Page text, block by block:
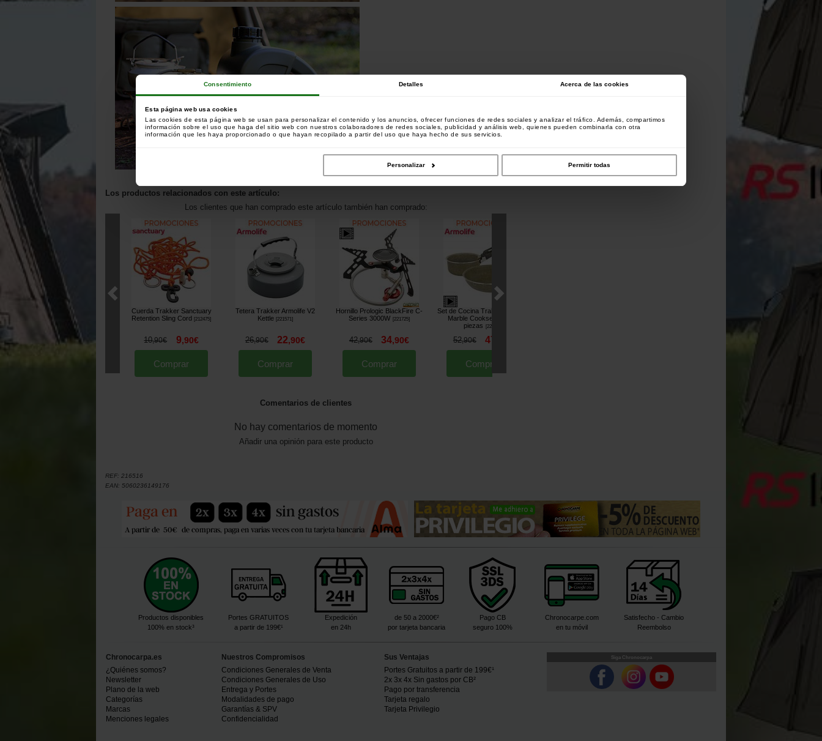
Consentimiento Detalles Acerca de las cookies
Esta página web usa cookies
Las cookies de esta página web se usan para personalizar el contenido y los anuncios, ofrecer funciones de redes sociales y analizar el tráfico. Además, compartimos
información sobre el uso que haga del sitio web con nuestros colaboradores de redes sociales, publicidad y análisis web, quienes pueden combinarla con otra
información que les haya proporcionado o que hayan recopilado a partir del uso que haya hecho de sus servicios.
Personalizar Permitir todas
Los productos relacionados con este artículo:
Los clientes que han comprado este artículo también han comprado:
Cuerda Trakker Sanctuary
Retention Sling Cord
[212475]
10,90€ 9,90€
Comprar
Tetera Trakker Armolife V2
Kettle [221571]
26,90€ 22,90€
Comprar
Hornillo Prologic BlackFire C-
Series 3000W
221725]
42,90€ 34,90€
Comprar
Set de Cocina Trakker Armolife
Marble Cookset Large 2
piezas
221593
52,90€ 47
Comprar
Comentarios de clientes
No hay comentarios de momento
Añadir una opinión para este producto
REF: 216516
EAN: 5060236149176
Productos disponibles
100% en stock³
Portes GRATUITOS
a partir de 199€¹
Expedición
en 24h
de 50 a 2000€²
por tarjeta bancaria
Pago CB
seguro 100%
Chronocarpe.com
en tu móvil
Satisfecho - Cambio
Reembolso
Chronocarpa.es
¿Quiénes somos?
Newsletter
Plano de la web
Categorías
Marcas
Menciones legales
Nuestros Compromisos
Condiciones Generales de Venta
Condiciones Generales de Uso
Entrega y Portes
Modalidades de pago
Garantías & SPV
Confidencialidad
Sus Ventajas
Portes Gratuitos a partir de 199€¹
2x 3x 4x Sin gastos por CB²
Pago por transferencia
Tarjeta regalo
Tarjeta Privilegio
Siga Chronocarpa